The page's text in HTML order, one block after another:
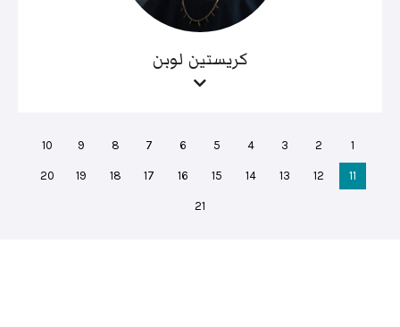
كريستين لوبن
1
2
3
4
5
6
7
8
9
10
11
12
13
14
15
16
17
18
19
20
21